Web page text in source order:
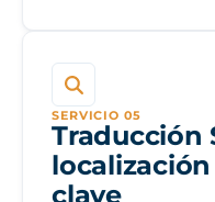
SERVICIO 05
Traducción
clave